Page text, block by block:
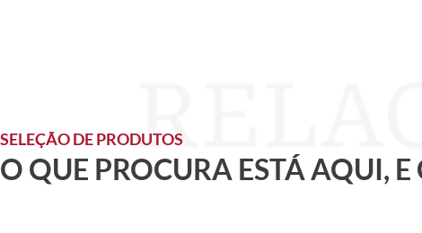
SELEÇÃO DE PRODUTOS
O QUE PROCURA ESTÁ AQUI,